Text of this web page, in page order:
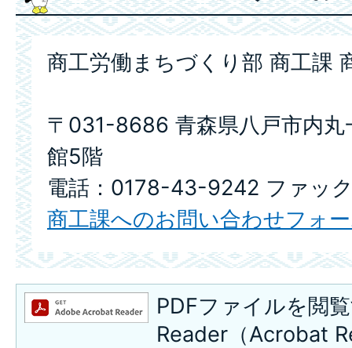
商工労働まちづくり部 商工課
〒031-8686 青森県八戸市内丸
館5階
電話：0178-43-9242 ファッ
商工課へのお問い合わせフォ
PDFファイルを閲
Reader（Acrobat